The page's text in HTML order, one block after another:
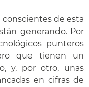
de esta
generando. Por
punteros
que tienen un
y, por otro, unas
en cifras de